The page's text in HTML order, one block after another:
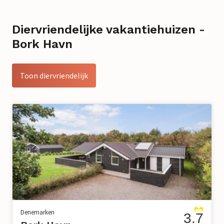
Diervriendelijke vakantiehuizen -
Bork Havn
Toon diervriendelijk
Denemarken 3.7